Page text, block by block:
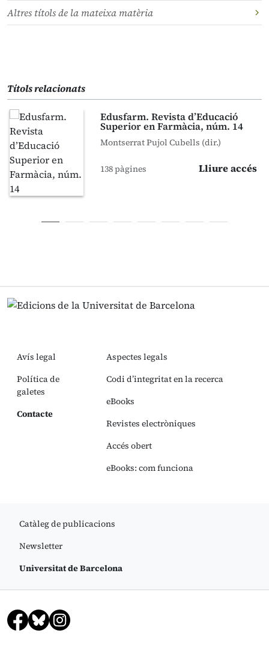
Altres títols de la mateixa matèria
Títols relacionats
Edusfarm. Revista d’Educació
Superior en Farmàcia, núm. 14
Montserrat Pujol Cubells (dir.)
138 pàgines Lliure accés
Avís legal
Política de
galetes
Contacte
Aspectes legals
Codi d’integritat en la recerca
eBooks
Revistes electròniques
Accés obert
eBooks: com funciona
Catàleg de publicacions
Newsletter
Universitat de Barcelona